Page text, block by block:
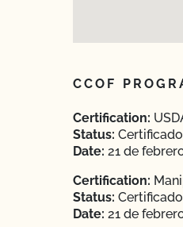
CCOF
Certification:
Status: Certificado
Date: 21 de
Certification:
Status: Certificado
Date: 21 de